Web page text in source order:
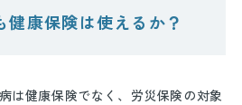
健康保険は使えるか？
は健康保険でなく、労災保険の対象